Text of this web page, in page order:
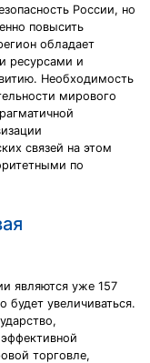
России, но
повысить
обладает
ресурсами и
Необходимость
мирового
связей на этом
по
являются уже 157
увеличиваться.
торговле,